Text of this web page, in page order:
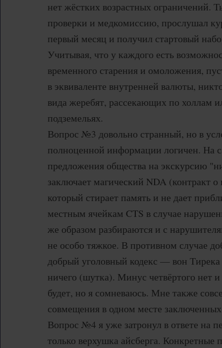
нет жёстких возрастных ограничений.
проверки и медкомиссию, прослушал
первый месяц и получил стартовый
Учитывая, что у каждого есть
временного старения и омоложения,
в эквиваленте внутренней валюты,
вида жеребят, рассекающих по холлам
подземельях.
Вопрос №3 довольно странный, но в
полноценной информации логичен. На
предложения общества на экскурсию
заключает магический NDA (контракт
который стирает память и не дает
местным ячейкам CTS в случае
же образом разбираются и с
не особо тяжкое. В противном случае
добрый уголовный кодекс — вон
ничего (шутка). Минус четвёртого нет
будет, но я сомневаюсь. Мне также
совмещения в одном месте
Вопрос №4 я уже затронул в ответе на
только верхушка айсберга. Конкретные